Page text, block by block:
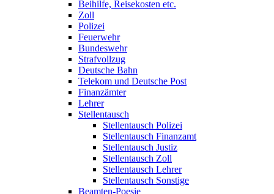
Beihilfe, Reisekosten etc.
Zoll
Polizei
Feuerwehr
Bundeswehr
Strafvollzug
Deutsche Bahn
Telekom und Deutsche Post
Finanzämter
Lehrer
Stellentausch
Stellentausch Polizei
Stellentausch Finanzamt
Stellentausch Justiz
Stellentausch Zoll
Stellentausch Lehrer
Stellentausch Sonstige
Beamten-Poesie